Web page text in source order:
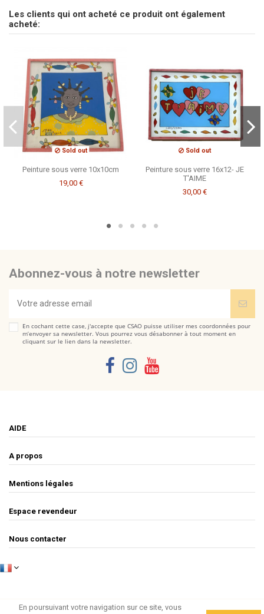
Peinture Personnages
Soyez le premier à poser une question sur ce produit !
Les clients qui ont acheté ce produit ont également
acheté:
Sold out
Peinture sous verre 10x10cm
19,00 €
Sold out
Peinture sous verre 16x12- JE
T'AIME
30,00 €
Abonnez-vous à notre newsletter
En cochant cette case, j'accepte que CSAO puisse utiliser mes coordonnées pour
m’envoyer sa newsletter. Vous pourrez vous désabonner à tout moment en
cliquant sur le lien dans la newsletter.
AIDE
A propos
Mentions légales
Espace revendeur
Nous contacter
En poursuivant votre navigation sur ce site, vous